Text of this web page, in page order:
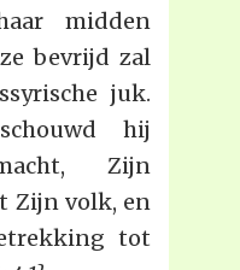
midden
bevrijd zal
juk.
hij
Zijn
Zijn volk, en
tot